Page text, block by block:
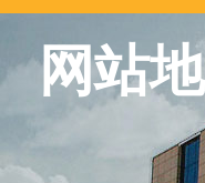
网站